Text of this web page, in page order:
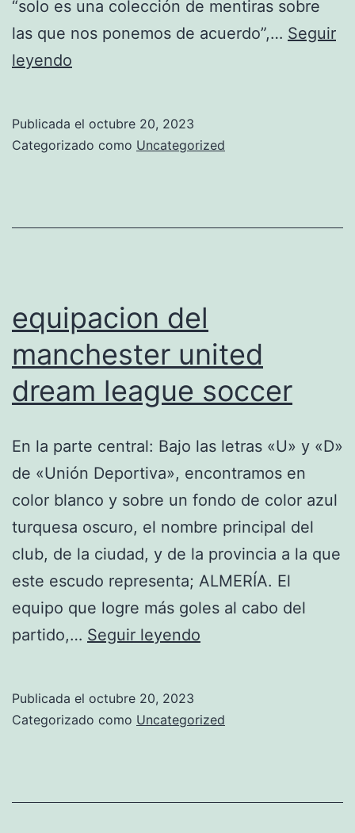
“solo es una colección de mentiras sobre
las que nos ponemos de acuerdo”,… Seguir
leyendo
united
Publicada el octubre 20, 2023
Categorizado como Uncategorized
equipacion del
manchester united
dream league soccer
En la parte central: Bajo las letras «U» y «D»
de «Unión Deportiva», encontramos en
color blanco y sobre un fondo de color azul
turquesa oscuro, el nombre principal del
club, de la ciudad, y de la provincia a la que
este escudo representa; ALMERÍA. El
equipo que logre más goles al cabo del
partido,… Seguir leyendo
united
Publicada el octubre 20, 2023
Categorizado como Uncategorized